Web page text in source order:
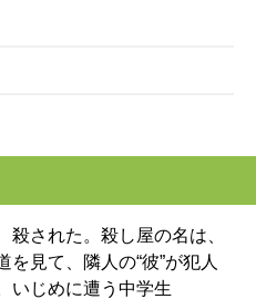
された。殺し屋の名は、
見て、隣人の“彼”が犯人
いじめに遭う中学生